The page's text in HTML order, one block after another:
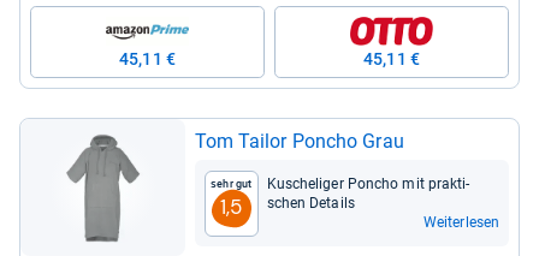
45,11 € 45,11 €
Tom Tai­lor Pon­cho Grau
Sehr gut
1,5
Kusche­li­ger Pon­cho mit prak­ti­
schen Details
Weiterlesen